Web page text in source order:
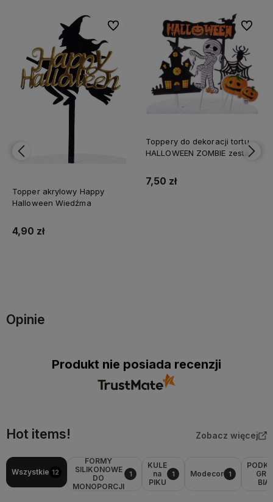
Topper akrylowy Happy
Halloween Wiedźma
4,90 zł
Do ulubionych
Do ulubionych
Toppery do dekoracji tortu
HALLOWEEN ZOMBIE zestaw
7,50 zł
Do
Do
Opinie
Produkt nie posiada recenzji
Hot items! Zobacz więcej
Wszystkie 12
FORMY
SILIKONOWE
DO
MONOPORCJI
1
KULE
na
PIKU
1 Modecor 1